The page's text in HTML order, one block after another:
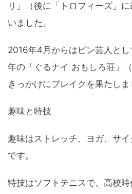
リ」（後に「トロフィーズ」
いました。
2016年4月からはピン芸人と
年の「ぐるナイ おもしろ荘」
きっかけにブレイクを果たしま
趣味と特技
趣味はストレッチ、ヨガ、サ
です。
特技はソフトテニスで、高校